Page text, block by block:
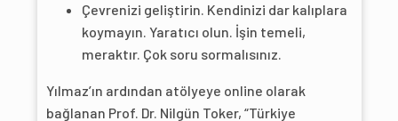
Çevrenizi geliştirin. Kendinizi dar kalıplara
koymayın. Yaratıcı olun. İşin temeli,
meraktır. Çok soru sormalısınız.
Yılmaz’ın ardından atölyeye online olarak
bağlanan Prof. Dr. Nilgün Toker, “Türkiye